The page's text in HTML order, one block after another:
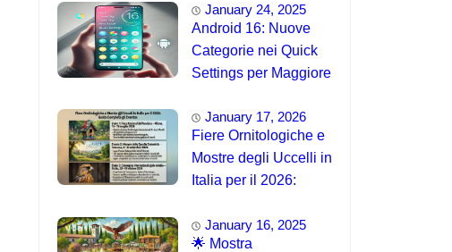
January 24, 2025
Android 16: Nuove
Categorie nei Quick
Settings per Maggiore
January 17, 2026
Fiere Ornitologiche e
Mostre degli Uccelli in
Italia per il 2026:
Eventi 🐦
January 16, 2025
🌟 Mostra